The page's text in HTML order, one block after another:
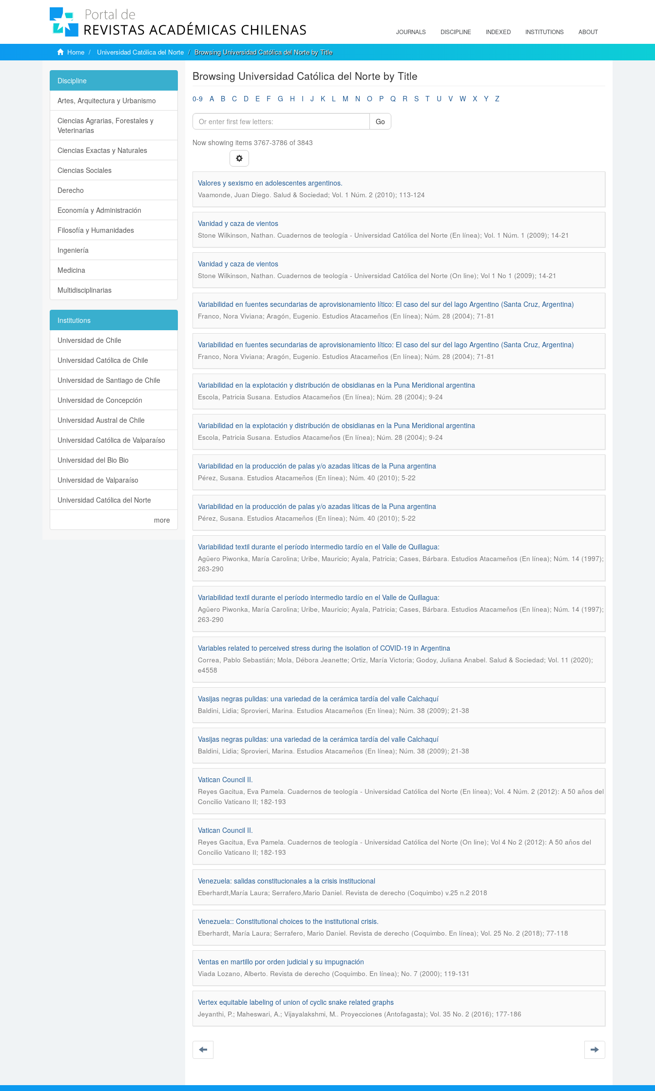
JOURNALS DISCIPLINE INDEXED INSTITUTIONS ABOUT
Home Universidad Católica del Norte Browsing Universidad Católica del Norte by Title
Browsing Universidad Católica del Norte by Title
0-9 A B C D E F G H I J K L M N O P Q R S T U V W X Y Z
Go
Now showing items 3767-3786 of 3843
Valores y sexismo en adolescentes argentinos.
Vaamonde, Juan Diego. Salud & Sociedad; Vol. 1 Núm. 2 (2010); 113-124
Vanidad y caza de vientos
Stone Wilkinson, Nathan. Cuadernos de teología - Universidad Católica del Norte (En línea); Vol. 1 Núm. 1 (2009); 14-21
Vanidad y caza de vientos
Stone Wilkinson, Nathan. Cuadernos de teología - Universidad Católica del Norte (On line); Vol 1 No 1 (2009); 14-21
Variabilidad en fuentes secundarias de aprovisionamiento lítico: El caso del sur del lago Argentino (Santa Cruz, Argentina)
Franco, Nora Viviana; Aragón, Eugenio. Estudios Atacameños (En línea); Núm. 28 (2004); 71-81
Variabilidad en fuentes secundarias de aprovisionamiento lítico: El caso del sur del lago Argentino (Santa Cruz, Argentina)
Franco, Nora Viviana; Aragón, Eugenio. Estudios Atacameños (En línea); Núm. 28 (2004); 71-81
Variabilidad en la explotación y distribución de obsidianas en la Puna Meridional argentina
Escola, Patricia Susana. Estudios Atacameños (En línea); Núm. 28 (2004); 9-24
Variabilidad en la explotación y distribución de obsidianas en la Puna Meridional argentina
Escola, Patricia Susana. Estudios Atacameños (En línea); Núm. 28 (2004); 9-24
Variabilidad en la producción de palas y/o azadas líticas de la Puna argentina
Pérez, Susana. Estudios Atacameños (En línea); Núm. 40 (2010); 5-22
Variabilidad en la producción de palas y/o azadas líticas de la Puna argentina
Pérez, Susana. Estudios Atacameños (En línea); Núm. 40 (2010); 5-22
Variabilidad textil durante el período intermedio tardío en el Valle de Quillagua:
Agüero Piwonka, María Carolina; Uribe, Mauricio; Ayala, Patricia; Cases, Bárbara. Estudios Atacameños (En línea); Núm. 14 (1997);
263-290
Variabilidad textil durante el período intermedio tardío en el Valle de Quillagua:
Agüero Piwonka, María Carolina; Uribe, Mauricio; Ayala, Patricia; Cases, Bárbara. Estudios Atacameños (En línea); Núm. 14 (1997);
263-290
Variables related to perceived stress during the isolation of COVID-19 in Argentina
Correa, Pablo Sebastián; Mola, Débora Jeanette; Ortiz, María Victoria; Godoy, Juliana Anabel. Salud & Sociedad; Vol. 11 (2020);
e4558
Vasijas negras pulidas: una variedad de la cerámica tardía del valle Calchaquí
Baldini, Lidia; Sprovieri, Marina. Estudios Atacameños (En línea); Núm. 38 (2009); 21-38
Vasijas negras pulidas: una variedad de la cerámica tardía del valle Calchaquí
Baldini, Lidia; Sprovieri, Marina. Estudios Atacameños (En línea); Núm. 38 (2009); 21-38
Vatican Council II.
Reyes Gacitua, Eva Pamela. Cuadernos de teología - Universidad Católica del Norte (En línea); Vol. 4 Núm. 2 (2012): A 50 años del
Concilio Vaticano II; 182-193
Vatican Council II.
Reyes Gacitua, Eva Pamela. Cuadernos de teología - Universidad Católica del Norte (On line); Vol 4 No 2 (2012): A 50 años del
Concilio Vaticano II; 182-193
Venezuela: salidas constitucionales a la crisis institucional
Eberhardt,María Laura; Serrafero,Mario Daniel. Revista de derecho (Coquimbo) v.25 n.2 2018
Venezuela:: Constitutional choices to the institutional crisis.
Eberhardt, María Laura; Serrafero, Mario Daniel. Revista de derecho (Coquimbo. En línea); Vol. 25 No. 2 (2018); 77-118
Ventas en martillo por orden judicial y su impugnación
Viada Lozano, Alberto. Revista de derecho (Coquimbo. En línea); No. 7 (2000); 119-131
Vertex equitable labeling of union of cyclic snake related graphs
Jeyanthi, P.; Maheswari, A.; Vijayalakshmi, M.. Proyecciones (Antofagasta); Vol. 35 No. 2 (2016); 177-186
Discipline
Artes, Arquitectura y Urbanismo
Ciencias Agrarias, Forestales y
Veterinarias
Ciencias Exactas y Naturales
Ciencias Sociales
Derecho
Economía y Administración
Filosofía y Humanidades
Ingeniería
Medicina
Multidisciplinarias
Institutions
Universidad de Chile
Universidad Católica de Chile
Universidad de Santiago de Chile
Universidad de Concepción
Universidad Austral de Chile
Universidad Católica de Valparaíso
Universidad del Bio Bio
Universidad de Valparaíso
Universidad Católica del Norte
more